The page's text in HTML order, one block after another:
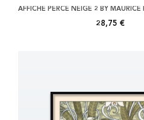
28,75 €